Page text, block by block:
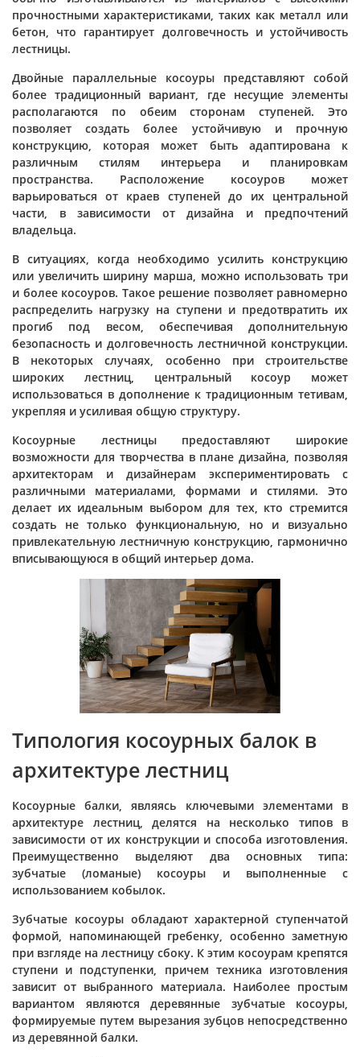
прочностными характеристиками, таких как металл или
бетон, что гарантирует долговечность и устойчивость
лестницы.
Двойные параллельные косоуры представляют собой
более традиционный вариант, где несущие элементы
располагаются по обеим сторонам ступеней. Это
позволяет создать более устойчивую и прочную
конструкцию, которая может быть адаптирована к
различным стилям интерьера и планировкам
пространства. Расположение косоуров может
варьироваться от краев ступеней до их центральной
части, в зависимости от дизайна и предпочтений
владельца.
В ситуациях, когда необходимо усилить конструкцию
или увеличить ширину марша, можно использовать три
и более косоуров. Такое решение позволяет равномерно
распределить нагрузку на ступени и предотвратить их
прогиб под весом, обеспечивая дополнительную
безопасность и долговечность лестничной конструкции.
В некоторых случаях, особенно при строительстве
широких лестниц, центральный косоур может
использоваться в дополнение к традиционным тетивам,
укрепляя и усиливая общую структуру.
Косоурные лестницы предоставляют широкие
возможности для творчества в плане дизайна, позволяя
архитекторам и дизайнерам экспериментировать с
различными материалами, формами и стилями. Это
делает их идеальным выбором для тех, кто стремится
создать не только функциональную, но и визуально
привлекательную лестничную конструкцию, гармонично
вписывающуюся в общий интерьер дома.
Типология косоурных балок в
архитектуре лестниц
Косоурные балки, являясь ключевыми элементами в
архитектуре лестниц, делятся на несколько типов в
зависимости от их конструкции и способа изготовления.
Преимущественно выделяют два основных типа:
зубчатые (ломаные) косоуры и выполненные с
использованием кобылок.
Зубчатые косоуры обладают характерной ступенчатой
формой, напоминающей гребенку, особенно заметную
при взгляде на лестницу сбоку. К этим косоурам крепятся
ступени и подступенки, причем техника изготовления
зависит от выбранного материала. Наиболее простым
вариантом являются деревянные зубчатые косоуры,
формируемые путем вырезания зубцов непосредственно
из деревянной балки.